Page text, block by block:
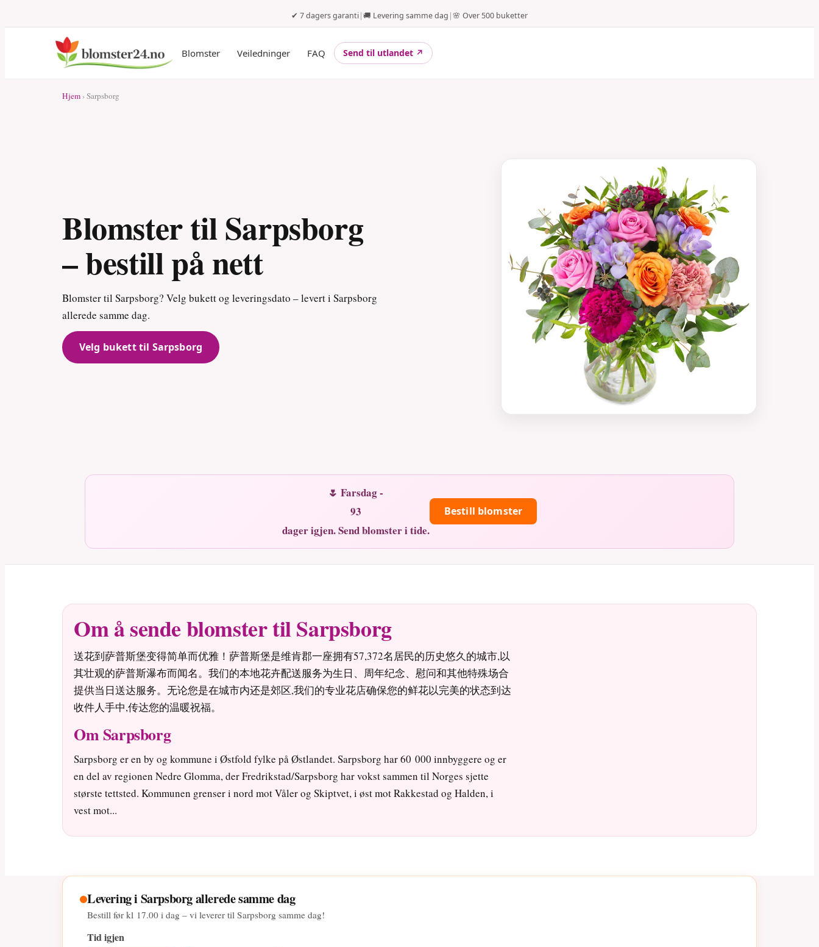
✔ 7 dagers garanti|🚚 Levering samme dag |🌸 Over 500 buketter
Blomster Veiledninger FAQ Send til utlandet ↗
Hjem › Sarpsborg
Blomster til Sarpsborg
– bestill på nett
Blomster til Sarpsborg? Velg bukett og leveringsdato – levert i Sarpsborg
allerede samme dag.
Velg bukett til Sarpsborg
🌷 Farsdag -
93
dager igjen. Send blomster i tide.
Bestill blomster
Om å sende blomster til Sarpsborg
送花到萨普斯堡变得简单而优雅！萨普斯堡是维肯郡一座拥有57,372名居民的历史悠久的城市,以
其壮观的萨普斯瀑布而闻名。我们的本地花卉配送服务为生日、周年纪念、慰问和其他特殊场合
提供当日送达服务。无论您是在城市内还是郊区,我们的专业花店确保您的鲜花以完美的状态到达
收件人手中,传达您的温暖祝福。
Om Sarpsborg
Sarpsborg er en by og kommune i Østfold fylke på Østlandet. Sarpsborg har 60 000 innbyggere og er
en del av regionen Nedre Glomma, der Fredrikstad/Sarpsborg har vokst sammen til Norges sjette
største tettsted. Kommunen grenser i nord mot Våler og Skiptvet, i øst mot Rakkestad og Halden, i
vest mot...
Levering i Sarpsborg allerede samme dag
Bestill før kl 17.00 i dag – vi leverer til Sarpsborg samme dag!
Tid igjen